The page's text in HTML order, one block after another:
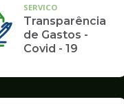
SERVICO
Transparência
de Gastos -
Covid - 19